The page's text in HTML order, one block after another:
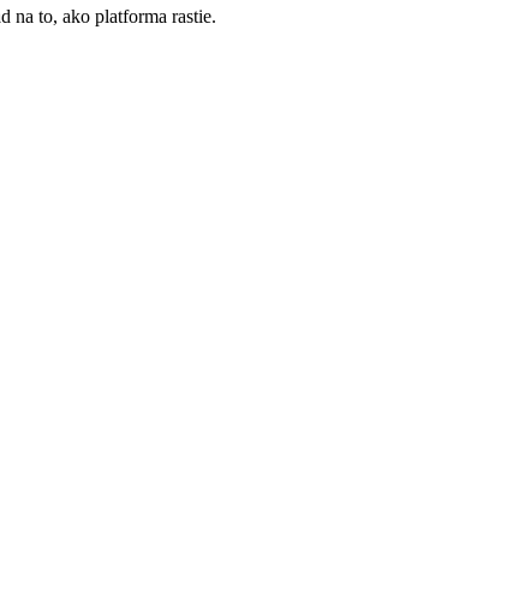
na to, ako platforma rastie.